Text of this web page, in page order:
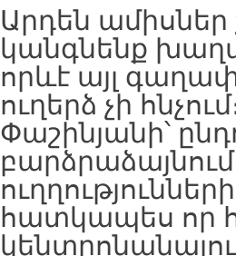
Արդեն
կանգնենք
որևէ այլ
ուղերձ չի
Փաշինյանի՝
հատկապես որ